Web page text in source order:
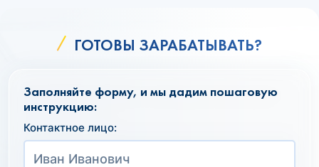
ГОТОВЫ ЗАРАБАТЫВАТЬ?
Заполняйте форму, и мы дадим пошаговую
инструкцию:
Контактное лицо: